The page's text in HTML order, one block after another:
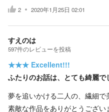
2 2020年1月25日 02:01
すえのは
597件のレビューを投稿
★★★ Excellent!!!
ふたりのお話は、とても綺麗で
夢を追いかける二人の、繊細で
素敵な作品をありがとうござい